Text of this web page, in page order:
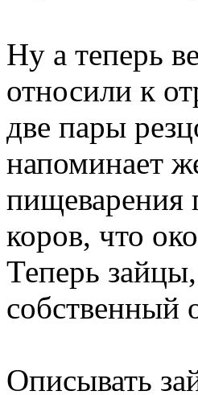
Ну а теперь
относили к
две пары
напоминает
пищеварения
коров, что
Теперь
собственный
Описывать